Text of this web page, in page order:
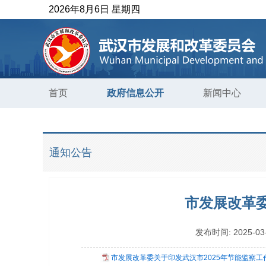
2026年8月6日 星期四
首页 政府信息公开 新闻中心
通知公告
市发展改革
发布时间: 2025-
市发展改革委关于印发武汉市2025年节能监察工